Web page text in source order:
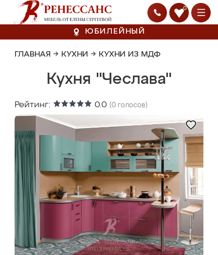
0
ЮБИЛЕЙНЫЙ
ГЛАВНАЯ → КУХНИ → КУХНИ ИЗ МДФ
Кухня "Чеслава"
Рейтинг: 0.0 (0 голосов)